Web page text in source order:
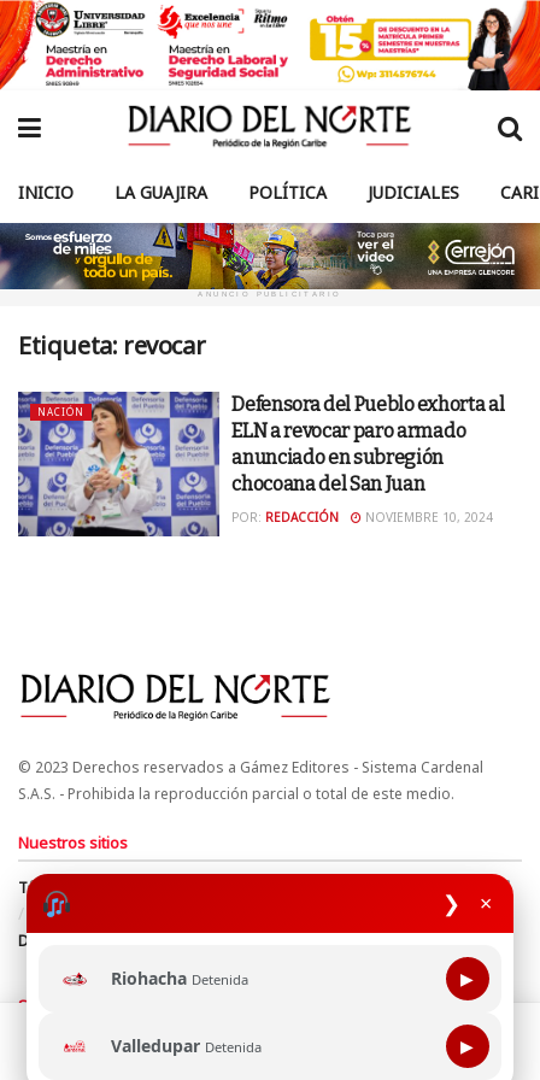
❯ ×
Riohacha Detenida ▶
Valledupar Detenida ▶
INICIO LA GUAJIRA POLÍTICA JUDICIALES
ANUNCIO PUBLICITARIO
Etiqueta: revocar
NACIÓN
Defensora del Pueblo exhorta al
ELN a revocar paro armado
anunciado en subregión
chocoana del San Juan
POR: REDACCIÓN NOVIEMBRE 10, 2024
© 2023 Derechos reservados a Gámez Editores - Sistema Cardenal
S.A.S. - Prohibida la reproducción parcial o total de este medio.
Nuestros sitios
Términos y Condiciones
Derechos de Autor y Propiedad Intelectual
Política de uso de cookies
Política de Tratamiento de Datos
Directrices Editoriales
Síguenos
Esta página web usa cookie para mejorar tu experiencia de
navegación, al continuar aceptas nuestra política de uso de